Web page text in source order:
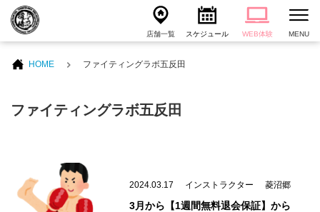
店舗一覧 スケジュール WEB体験 MENU
HOME ファイティングラボ五反田
ファイティングラボ五反田
2024.03.17 インストラクター 菱沼郷
3月から【1週間無料退会保証】から